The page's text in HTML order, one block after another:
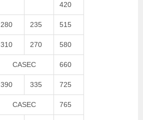
420
280 235 515
310 270 580
CASEC 660
390 335 725
CASEC 765